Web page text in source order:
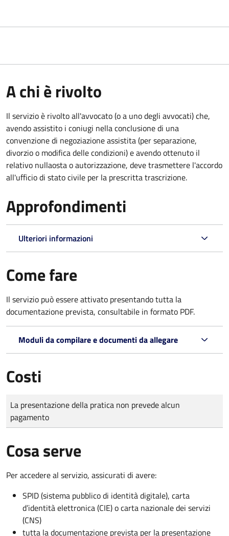
A chi è rivolto
Il servizio è rivolto all'avvocato (o a uno degli avvocati) che,
avendo assistito i coniugi nella conclusione di una
convenzione di negoziazione assistita (per separazione,
divorzio o modifica delle condizioni) e avendo ottenuto il
relativo nullaosta o autorizzazione, deve trasmettere l'accordo
all'ufficio di stato civile per la prescritta trascrizione.
Approfondimenti
Ulteriori informazioni
Come fare
Il servizio può essere attivato presentando tutta la
documentazione prevista, consultabile in formato PDF.
Moduli da compilare e documenti da allegare
Costi
Tipo di pagamento
Importo
La presentazione della pratica non prevede alcun
pagamento
Cosa serve
Per accedere al servizio, assicurati di avere:
SPID (sistema pubblico di identità digitale), carta
d’identità elettronica (CIE) o carta nazionale dei servizi
(CNS)
tutta la documentazione prevista per la presentazione